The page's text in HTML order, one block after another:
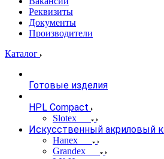
Реквизиты
Документы
Производители
Каталог
Готовые изделия
HPL Compact
Slotex
Искусственный акриловый
Hanex
Grandex